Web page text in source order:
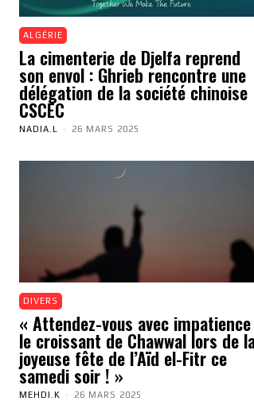
ALGÉRIE
La cimenterie de Djelfa reprend
son envol : Ghrieb rencontre une
délégation de la société chinoise
CSCEC
NADIA.L - 26 MARS 2025
DIVERS
« Attendez-vous avec impatience
le croissant de Chawwal lors de
joyeuse fête de l’Aïd el-Fitr ce
samedi soir ! »
MEHDI.K - 26 MARS 2025